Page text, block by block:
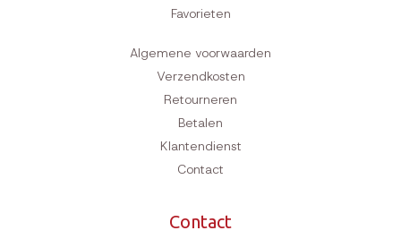
Favorieten
Algemene voorwaarden
Verzendkosten
Retourneren
Betalen
Klantendienst
Contact
Contact